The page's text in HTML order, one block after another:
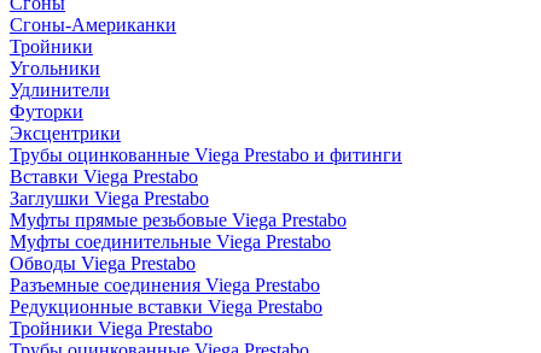
Сгоны-Американки
Тройники
Угольники
Удлинители
Футорки
Эксцентрики
Трубы оцинкованные Viega Prestabo и фитинги
Вставки Viega Prestabo
Заглушки Viega Prestabo
Муфты прямые резьбовые Viega Prestabo
Муфты соединительные Viega Prestabo
Обводы Viega Prestabo
Разъемные соединения Viega Prestabo
Редукционные вставки Viega Prestabo
Тройники Viega Prestabo